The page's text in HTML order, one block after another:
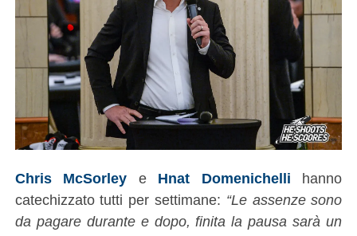
Chris McSorley e Hnat Domenichelli hanno
catechizzato tutti per settimane: “Le assenze sono
da pagare durante e dopo, finita la pausa sarà un